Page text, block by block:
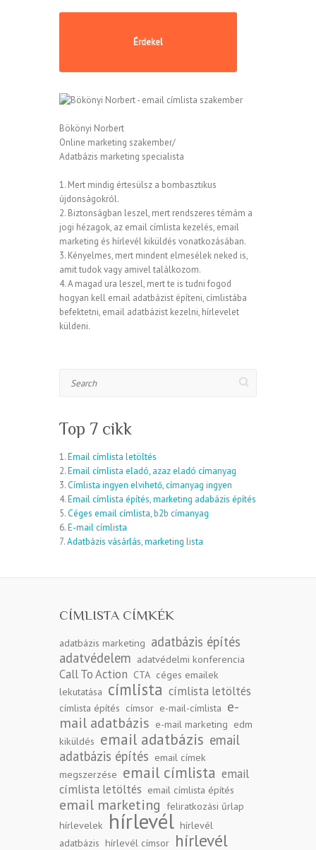
Bökönyi Norbert
Online marketing szakember/
Adatbázis marketing specialista
1. Mert mindig értesülsz a bombasztikus
újdonságokról.
2. Biztonságban leszel, mert rendszeres témám a
jogi hézagok, az email címlista kezelés, email
marketing és hírlevél kiküldés vonatkozásában.
3. Kényelmes, mert mindent elmesélek neked is,
amit tudok vagy amivel találkozom.
4. A magad ura leszel, mert te is tudni fogod
hogyan kell email adatbázist építeni, címlistába
befektetni, email adatbázist kezelni, hírlevelet
küldeni.
Top 7 cikk
1.Email címlista letöltés
2.Email címlista eladó, azaz eladó címanyag
3.Címlista ingyen elvihető, címanyag ingyen
4.Email címlista építés, marketing adabázis építés
5.Céges email címlista, b2b címanyag
6.E-mail címlista
7.Adatbázis vásárlás, marketing lista
CÍMLISTA CÍMKÉK
adatbázis marketing adatbázis építés
adatvédelem adatvédelmi konferencia
Call To Action CTA céges emailek
lekutatása címlista címlista letöltés
címlista építés címsor e-mail-címlista e-
mail adatbázis e-mail marketing edm
kiküldés email adatbázis email
adatbázis építés email címek
megszerzése email címlista email
címlista letöltés email címlista építés
email marketing feliratkozási űrlap
hírlevelek
hírlevél hírlevél
adatbázis hírlevél címsor hírlevél